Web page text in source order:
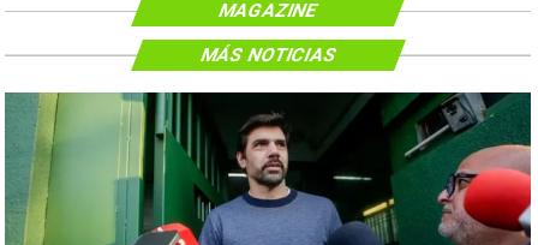
MAGAZINE
MÁS NOTICIAS